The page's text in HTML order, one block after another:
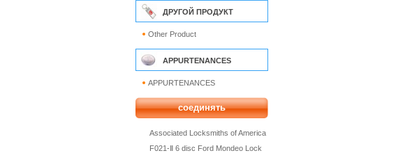
ДРУГОЙ ПРОДУКТ
Other Product
APPURTENANCES
APPURTENANCES
соединять
Associated Locksmiths of America
F021-Ⅱ 6 disc Ford Mondeo Lock